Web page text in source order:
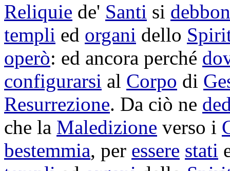
Reliquie de' Santi si
templi ed organi dello
operò: ed ancora perché
configurarsi al Corpo di
Resurrezione. Da ciò ne
che la Maledizione verso i
bestemmia, per essere stati